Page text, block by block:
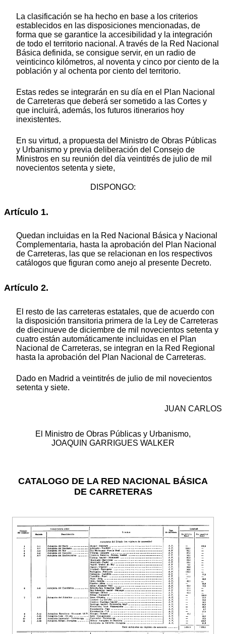
La clasificación se ha hecho en base a los criterios
establecidos en las disposiciones mencionadas, de
forma que se garantice la accesibilidad y la integración
de todo el territorio nacional. A través de la Red Nacional
Básica definida, se consigue servir, en un radio de
veinticinco kilómetros, al noventa y cinco por ciento de la
población y al ochenta por ciento del territorio.
Estas redes se integrarán en su día en el Plan Nacional
de Carreteras que deberá ser sometido a las Cortes y
que incluirá, además, los futuros itinerarios hoy
inexistentes.
En su virtud, a propuesta del Ministro de Obras Públicas
y Urbanismo y previa deliberación del Consejo de
Ministros en su reunión del día veintitrés de julio de mil
novecientos setenta y siete,
DISPONGO:
Artículo 1.
Quedan incluidas en la Red Nacional Básica y Nacional
Complementaria, hasta la aprobación del Plan Nacional
de Carreteras, las que se relacionan en los respectivos
catálogos que figuran como anejo al presente Decreto.
Artículo 2.
El resto de las carreteras estatales, que de acuerdo con
la disposición transitoria primera de la Ley de Carreteras
de diecinueve de diciembre de mil novecientos setenta y
cuatro están automáticamente incluidas en el Plan
Nacional de Carreteras, se integran en la Red Regional
hasta la aprobación del Plan Nacional de Carreteras.
Dado en Madrid a veintitrés de julio de mil novecientos
setenta y siete.
JUAN CARLOS
El Ministro de Obras Públicas y Urbanismo,
JOAQUIN GARRIGUES WALKER
CATALOGO DE LA RED NACIONAL BÁSICA
DE CARRETERAS